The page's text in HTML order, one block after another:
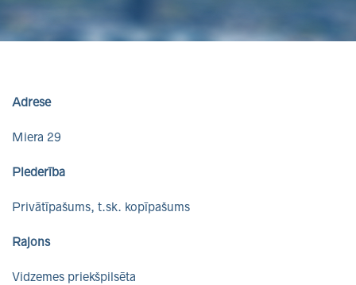
Adrese
Miera 29
Piederība
Privātīpašums, t.sk. kopīpašums
Rajons
Vidzemes priekšpilsēta